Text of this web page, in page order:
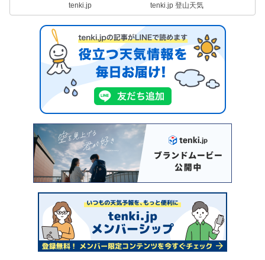
tenki.jp tenki.jp 登山天気